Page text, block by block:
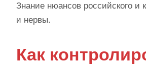
Знание нюансов российского и
и нервы.
Как